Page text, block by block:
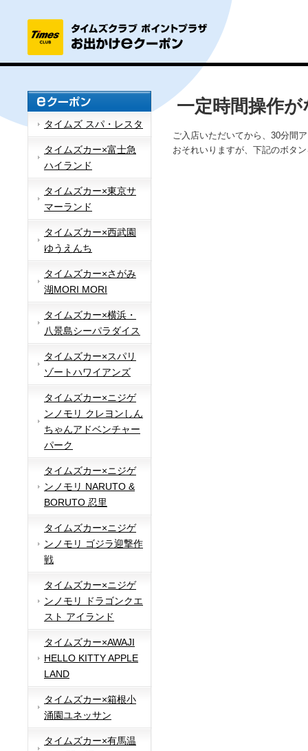
タイムズ スパ・レスタ
タイムズカー×富士急
ハイランド
タイムズカー×東京サ
マーランド
タイムズカー×西武園
ゆうえんち
タイムズカー×さがみ
湖MORI MORI
タイムズカー×横浜・
八景島シーパラダイス
タイムズカー×スパリ
ゾートハワイアンズ
タイムズカー×ニジゲ
ンノモリ クレヨンしん
ちゃんアドベンチャー
パーク
タイムズカー×ニジゲ
ンノモリ NARUTO &
BORUTO 忍里
タイムズカー×ニジゲ
ンノモリ ゴジラ迎撃作
戦
タイムズカー×ニジゲ
ンノモリ ドラゴンクエ
スト アイランド
タイムズカー×AWAJI
HELLO KITTY APPLE
LAND
タイムズカー×箱根小
涌園ユネッサン
タイムズカー×有馬温
一定時間操作
ご入店いただいてから、30分間
おそれいりますが、下記のボタ